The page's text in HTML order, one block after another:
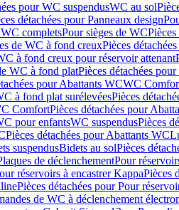
pour WC suspendusWC au sol
détachées pour Panneaux design
completsPour sièges de WC
de WC à fond creuxPièces
à fond creux pour réservoir attenant
WC à fond platPièces détachées
pour Abattants WCWC
à fond plat surélevéesPièces
ComfortPièces détachées pour
pour enfantsWC suspendusPièces
Pièces détachées pour Abattants WC
suspendusBidets au solPièces
de déclenchementPour
réservoirs à encastrer KappaPièces
Pièces détachées pour Pour
de WC à déclenchement